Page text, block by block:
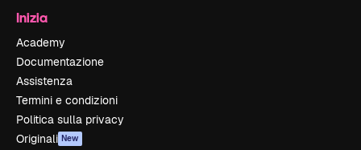
Inizia
Academy
Documentazione
Assistenza
Termini e condizioni
Politica sulla privacy
Originali New